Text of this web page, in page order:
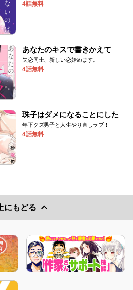
4話無料
あなたのキスで書きかえて
失恋同士、新しい恋始めます。
4話無料
珠子はダメになることにした
年下クズ男子と人生やり直しラブ！
4話無料
上にもどる